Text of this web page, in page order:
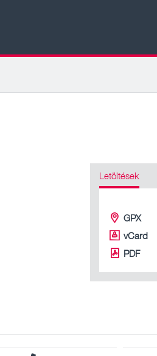
Letöltések
GPX
vCard
PDF